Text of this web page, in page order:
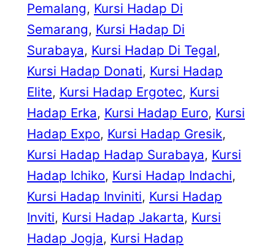
Pemalang, Kursi Hadap Di
Semarang, Kursi Hadap Di
Surabaya, Kursi Hadap Di Tegal
Kursi Hadap Donati, Kursi Hadap
Elite, Kursi Hadap Ergotec, Kursi
Hadap Erka, Kursi Hadap Euro, Kursi
Hadap Expo, Kursi Hadap Gresik
Kursi Hadap Hadap Surabaya, Kursi
Hadap Ichiko, Kursi Hadap Indachi
Kursi Hadap Inviniti, Kursi Hadap
Inviti, Kursi Hadap Jakarta, Kursi
Hadap Jogja, Kursi Hadap